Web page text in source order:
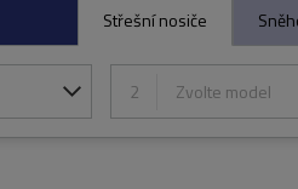
Střešní nosiče
2 Zvolte model